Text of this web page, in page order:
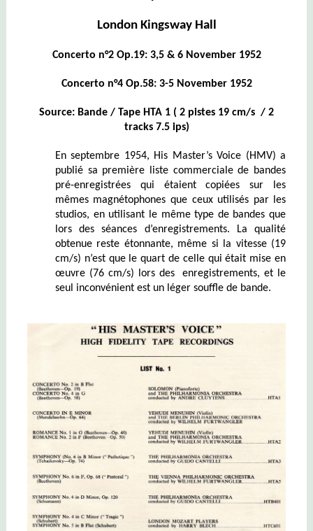
London Kingsway Hall
Concerto n°2 Op.19: 3,5 & 6 November 1952
Concerto n°4 Op.58: 3-5 November 1952
Source: Bande / Tape HTA 1 ( 2 pistes 19 cm/s / 2
tracks 7.5 ips)
En septembre 1954, His Master’s Voice (HMV) a
publié sa première liste commerciale de bandes
pré-enregistrées qui étaient copiées sur les
mêmes magnétophones que ceux utilisés par les
studios, en utilisant le même type de bandes que
lors des séances d’enregistrements. La qualité
obtenue reste étonnante, même si la vitesse (19
cm/s) n’est que le quart de celle qui était mise en
œuvre (76 cm/s) lors des enregistrements, et le
seul inconvénient est un léger souffle de bande.